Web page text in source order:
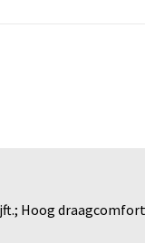
Hoog